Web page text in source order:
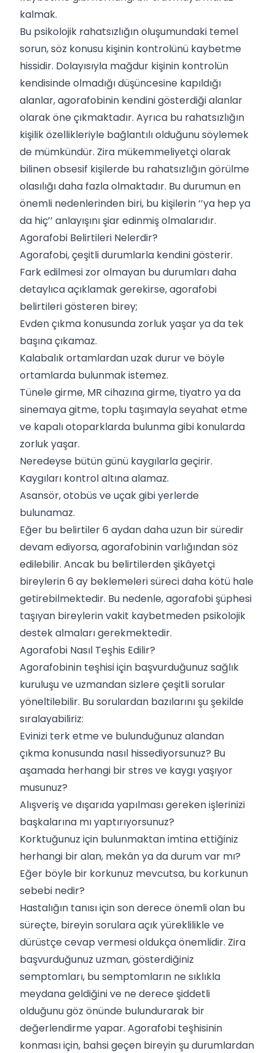
kalmak.
Bu psikolojik rahatsızlığın oluşumundaki temel
sorun, söz konusu kişinin kontrolünü kaybetme
hissidir. Dolayısıyla mağdur kişinin kontrolün
kendisinde olmadığı düşüncesine kapıldığı
alanlar, agorafobinin kendini gösterdiği alanlar
olarak öne çıkmaktadır. Ayrıca bu rahatsızlığın
kişilik özellikleriyle bağlantılı olduğunu söylemek
de mümkündür. Zira mükemmeliyetçi olarak
bilinen obsesif kişilerde bu rahatsızlığın görülme
olasılığı daha fazla olmaktadır. Bu durumun en
önemli nedenlerinden biri, bu kişilerin ‘’ya hep ya
da hiç’’ anlayışını şiar edinmiş olmalarıdır.
Agorafobi Belirtileri Nelerdir?
Agorafobi, çeşitli durumlarla kendini gösterir.
Fark edilmesi zor olmayan bu durumları daha
detaylıca açıklamak gerekirse, agorafobi
belirtileri gösteren birey;
Evden çıkma konusunda zorluk yaşar ya da tek
başına çıkamaz.
Kalabalık ortamlardan uzak durur ve böyle
ortamlarda bulunmak istemez.
Tünele girme, MR cihazına girme, tiyatro ya da
sinemaya gitme, toplu taşımayla seyahat etme
ve kapalı otoparklarda bulunma gibi konularda
zorluk yaşar.
Neredeyse bütün günü kaygılarla geçirir.
Kaygıları kontrol altına alamaz.
Asansör, otobüs ve uçak gibi yerlerde
bulunamaz.
Eğer bu belirtiler 6 aydan daha uzun bir süredir
devam ediyorsa, agorafobinin varlığından söz
edilebilir. Ancak bu belirtilerden şikâyetçi
bireylerin 6 ay beklemeleri süreci daha kötü hale
getirebilmektedir. Bu nedenle, agorafobi şüphesi
taşıyan bireylerin vakit kaybetmeden psikolojik
destek almaları gerekmektedir.
Agorafobi Nasıl Teşhis Edilir?
Agorafobinin teşhisi için başvurduğunuz sağlık
kuruluşu ve uzmandan sizlere çeşitli sorular
yöneltilebilir. Bu sorulardan bazılarını şu şekilde
sıralayabiliriz:
Evinizi terk etme ve bulunduğunuz alandan
çıkma konusunda nasıl hissediyorsunuz? Bu
aşamada herhangi bir stres ve kaygı yaşıyor
musunuz?
Alışveriş ve dışarıda yapılması gereken işlerinizi
başkalarına mı yaptırıyorsunuz?
Korktuğunuz için bulunmaktan imtina ettiğiniz
herhangi bir alan, mekân ya da durum var mı?
Eğer böyle bir korkunuz mevcutsa, bu korkunun
sebebi nedir?
Hastalığın tanısı için son derece önemli olan bu
süreçte, bireyin sorulara açık yüreklilikle ve
dürüstçe cevap vermesi oldukça önemlidir. Zira
başvurduğunuz uzman, gösterdiğiniz
semptomları, bu semptomların ne sıklıkla
meydana geldiğini ve ne derece şiddetli
olduğunu göz önünde bulundurarak bir
değerlendirme yapar. Agorafobi teşhisinin
konması için, bahsi geçen bireyin şu durumlardan